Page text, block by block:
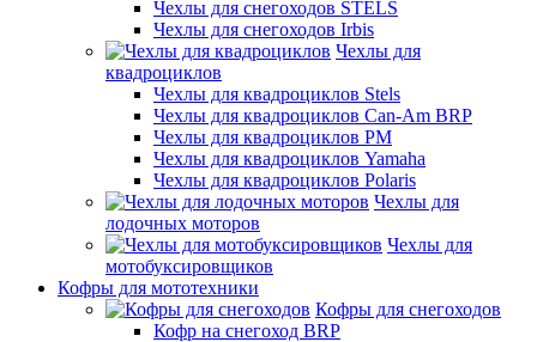
Чехлы для снегоходов STELS
Чехлы для снегоходов Irbis
Чехлы для
квадроциклов
Чехлы для квадроциклов Stels
Чехлы для квадроциклов Can-Am BRP
Чехлы для квадроциклов РМ
Чехлы для квадроциклов Yamaha
Чехлы для квадроциклов Polaris
Чехлы для
лодочных моторов
Чехлы для
мотобуксировщиков
Кофры для мототехники
Кофры для снегоходов
Кофр на снегоход BRP